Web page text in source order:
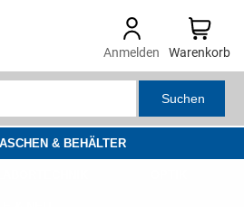
Anmelden Warenkorb
Suchen
& BEHÄLTER